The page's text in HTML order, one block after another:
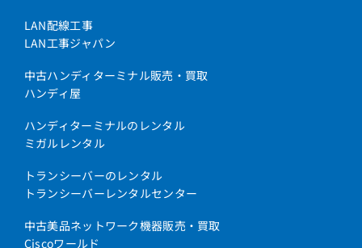
LAN配線工事
LAN工事ジャパン
中古ハンディターミナル販売・買取
ハンディ屋
ハンディターミナルのレンタル
ミガルレンタル
トランシーバーのレンタル
トランシーバーレンタルセンター
中古美品ネットワーク機器販売・買取
Ciscoワールド